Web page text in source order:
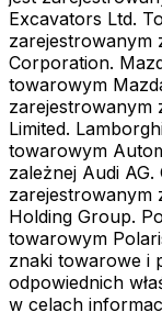
Excavators Ltd.
zarejestrowanym
Corporation.
towarowym
zarejestrowanym
Limited.
towarowym
zależnej Audi
zarejestrowanym
Holding Group.
towarowym
znaki towarowe i
odpowiednich
w celach